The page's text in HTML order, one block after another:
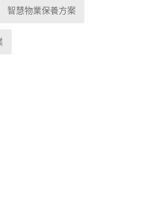
智慧物業保養方案